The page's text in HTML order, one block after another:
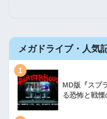
メガドライブ・人気
1
MD版『スプ
る恐怖と戦慄